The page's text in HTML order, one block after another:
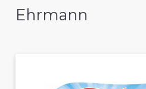
Ehrmann